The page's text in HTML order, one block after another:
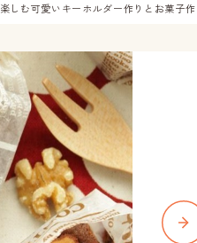
しむ可愛いキーホルダー作りとお菓子